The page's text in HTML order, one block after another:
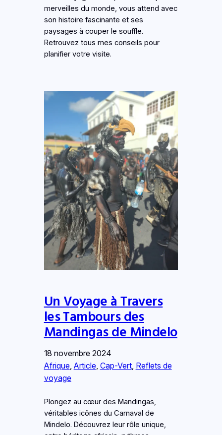
merveilles du monde, vous attend avec
son histoire fascinante et ses
paysages à couper le souffle.
Retrouvez tous mes conseils pour
planifier votre visite.
Un Voyage à Travers
les Tambours des
Mandingas de Mindelo
18 novembre 2024
Afrique, Article, Cap-Vert, Reflets de
voyage
Plongez au cœur des Mandingas,
véritables icônes du Carnaval de
Mindelo. Découvrez leur rôle unique,